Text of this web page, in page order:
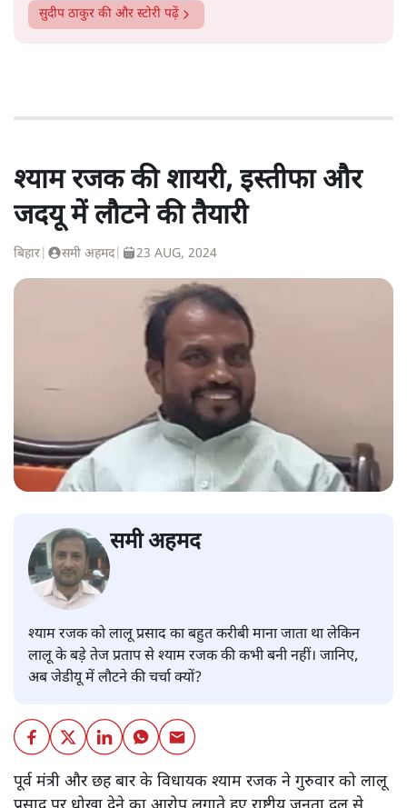
दो-तीन सालों के बाद ही जेपी की अगुआई में एकजुट हो रहे विपक्ष
ही नहीं, बल्कि मध्य वर्ग के निशाने पर भी थीं। यह आज का मध्य
नायक के साथ खुद को खड़ा पा रहा था। यह अमिताभ बच्चन थे,
जिन्होंने ज़ंजीर के विद्रोही इंस्पेक्टर के रूप में हिन्दी सिनेमा के
दर्शकों के फ़िल्म देखने के तौर-तरीक़ों में पैराडाइम शिफ्ट ला दिया।
और जावेद अख़्तर पर केंद्रित डॉक्यूमेंट्री का नाम “एंग्री यंग मैन” से
बेहतर कुछ और नहीं हो सकता था।
और पढ़ें
सत्य हिन्दी ऐप डाउनलोड करें
सुदीप ठाकुर
सुदीप ठाकुर समसामयिक विषयों पर लिखते रहते हैं।
सुदीप ठाकुरकी और स्टोरी पढ़ें